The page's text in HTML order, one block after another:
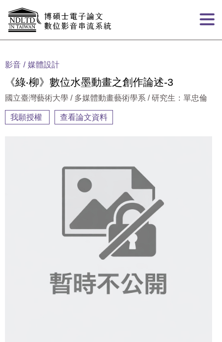
影音 媒體設計
《綠‧柳》數位水墨動畫之創作論述-3
國立臺灣藝術大學 / 多媒體動畫藝術學系 / 研究生：單忠倫
我願授權 查看論文資料